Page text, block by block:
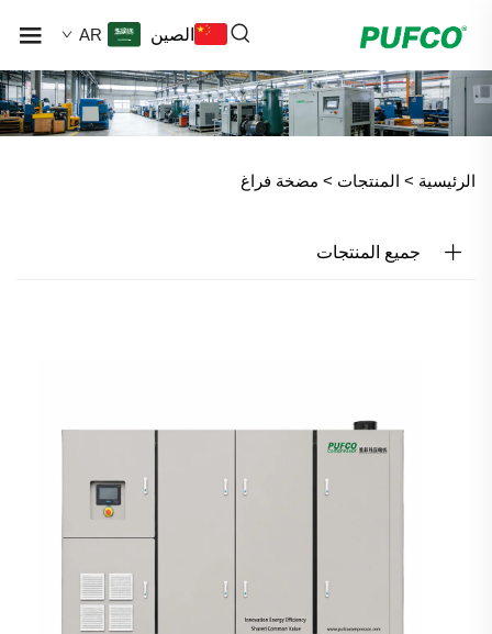
الصين AR
الرئيسية > المنتجات > مضخة فراغ
جميع المنتجات